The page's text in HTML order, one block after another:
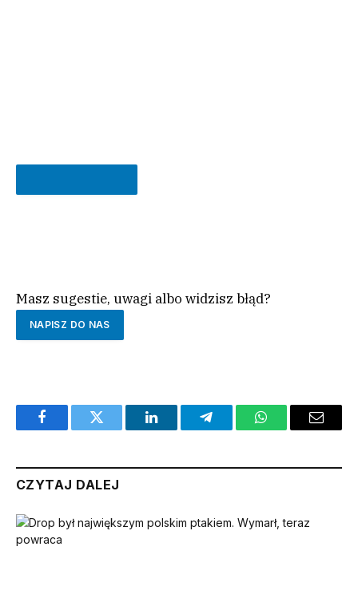
Masz sugestie, uwagi albo widzisz błąd?
NAPISZ DO NAS
FacebookTwitter LinkedInTelegramWhatsAppEmail
CZYTAJ DALEJ